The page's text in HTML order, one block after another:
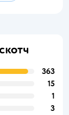
363
15
1
3